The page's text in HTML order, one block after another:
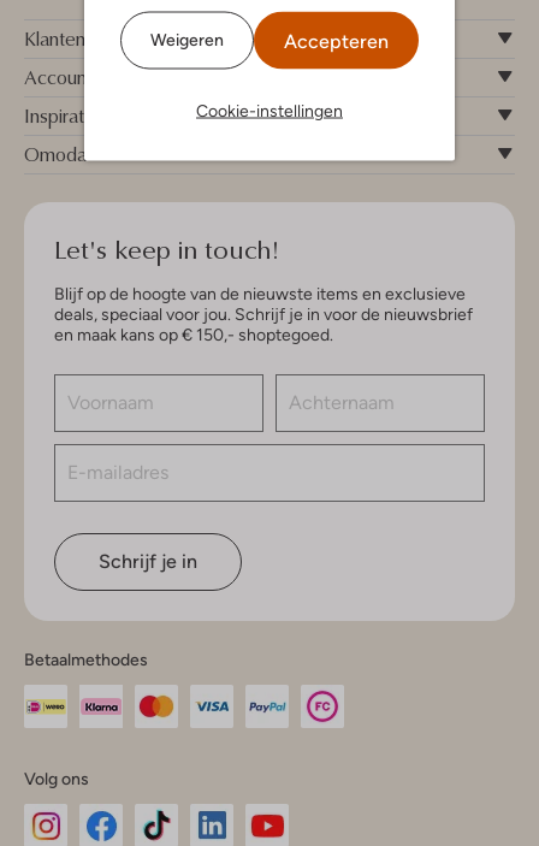
Weigeren Accepteren
Cookie-instellingen
Klantenservice
Account
Inspiratie
Omoda
Let's keep in touch!
Blijf op de hoogte van de nieuwste items en exclusieve
deals, speciaal voor jou. Schrijf je in voor de nieuwsbrief
en maak kans op € 150,- shoptegoed.
Schrijf je in
Betaalmethodes
Volg ons